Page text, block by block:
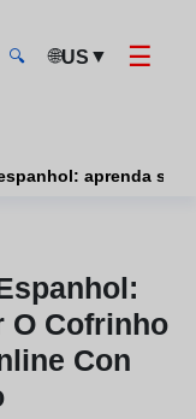
🔍 🌐US ▼ ☰
O Cofrinho
Con